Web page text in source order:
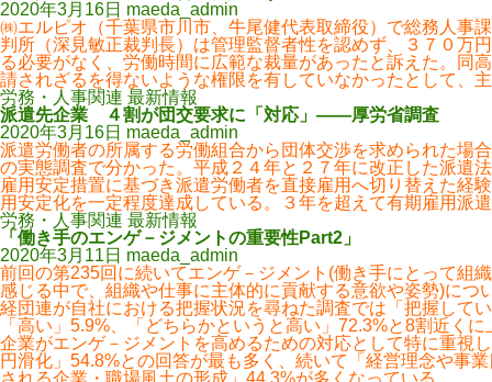
2020年3月16日 maeda_admin
㈱エルピオ（千葉県市川市、牛尾健代表取締役）で総務人事
判所（深見敏正裁判長）は管理監督者性を認めず、３７０万
る必要がなく、労働時間に広範な裁量があったと訴えた。同
請されざるを得ないような権限を有していなかったとして、
労務・人事関連 最新情報
派遣先企業 ４割が団交要求に「対応」――厚労省調査
2020年3月16日 maeda_admin
派遣労働者の所属する労働組合から団体交渉を求められた場
の実態調査で分かった。平成２４年と２７年に改正した派遣
雇用安定措置に基づき派遣労働者を直接雇用へ切り替えた経
用安定化を一定程度達成している。３年を超えて有期雇用派
労務・人事関連 最新情報
「働き手のエンゲ－ジメントの重要性Part2」
2020年3月11日 maeda_admin
前回の第235回に続いてエンゲ－ジメント(働き手にとって組
感じる中で、組織や仕事に主体的に貢献する意欲や姿勢)につ
経団連が自社における把握状況を尋ねた調査では「把握して
「高い」5.9%、「どちらかというと高い」72.3%と8割近くに
企業がエンゲ－ジメントを高めるための対応として特に重視
円滑化」54.8%との回答が最も多く、続いて「経営理念や事
される企業・職場風土の形成」44.3%が多くなっている。